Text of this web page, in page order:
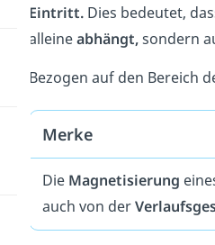
Eintritt. Dies bedeutet,
alleineabhängt,sondern
Bezogen auf den Bereich
Merke
Die Magnetisierung
auch von der